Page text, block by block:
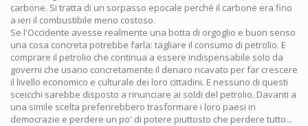
carbone. Si tratta di un sorpasso epocale perché il carbone era fino
a ieri il combustibile meno costoso.
Se l'Occidente avesse realmente una botta di orgoglio e buon senso
una cosa concreta potrebbe farla: tagliare il consumo di petrolio. E
comprare il petrolio che continua a essere indispensabile solo da
governi che usano concretamente il denaro ricavato per far crescere
il livello economico e culturale dei loro cittadini. E nessuno di questi
sceicchi sarebbe disposto a rinunciare ai soldi del petrolio. Davanti a
una simile scelta preferirebbero trasformare i loro paesi in
democrazie e perdere un po' di potere piuttosto che perdere tutto...